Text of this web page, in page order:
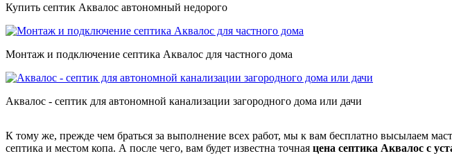
Купить септик Аквалос автономный недорого
Монтаж и подключение септика Аквалос для частного дома
Аквалос - септик для автономной канализации загородного дома или дачи
К тому же, прежде чем браться за выполнение всех работ, мы к вам бесплатно высылаем
септика и местом копа. А после чего, вам будет известна точная цена септика Аквалос с